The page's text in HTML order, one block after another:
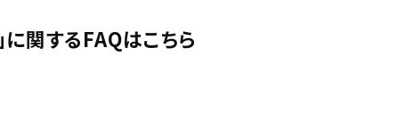
」に関するFAQはこちら